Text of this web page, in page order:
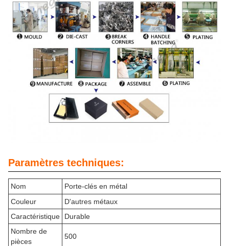
Paramètres techniques:
Nom
Porte-clés en métal
Couleur
D'autres métaux
Caractéristique
Durable
Nombre de
pièces
500